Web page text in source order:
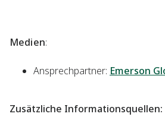
Medien:
Ansprechpartner: Emerson
Zusätzliche Informationsquellen: